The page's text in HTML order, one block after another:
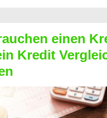
einen
Kredit